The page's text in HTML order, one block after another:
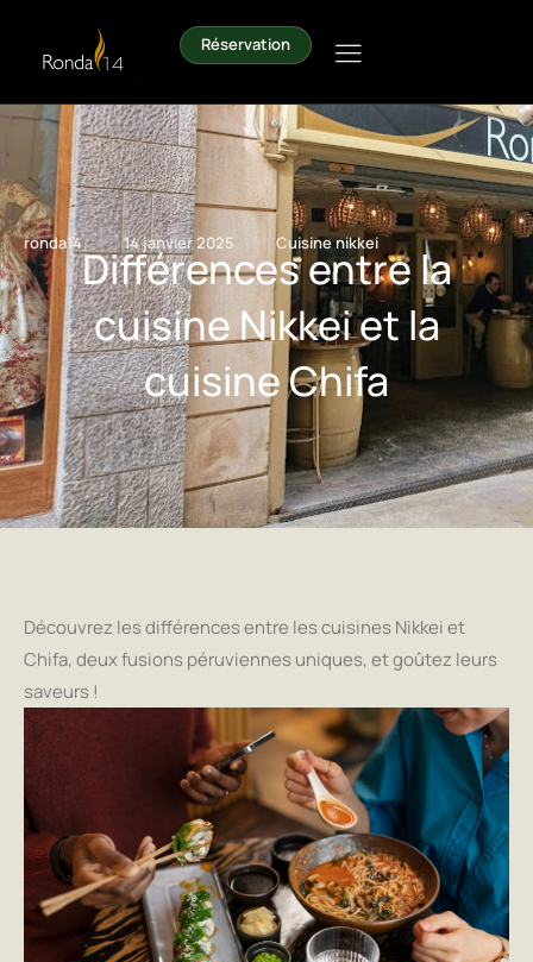
Réservation
ronda14 / 14 janvier 2025 Cuisine nikkei
Différences entre la
cuisine Nikkei et la
cuisine Chifa
Découvrez les différences entre les cuisines Nikkei et
Chifa, deux fusions péruviennes uniques, et goûtez leurs
saveurs !